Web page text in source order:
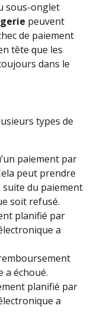
sous-onglet
peuvent
de paiement
tête que les
dans le
types de
paiement par
peut prendre
suite du paiement
soit refusé.
planifié par
a
a échoué.
planifié par
a